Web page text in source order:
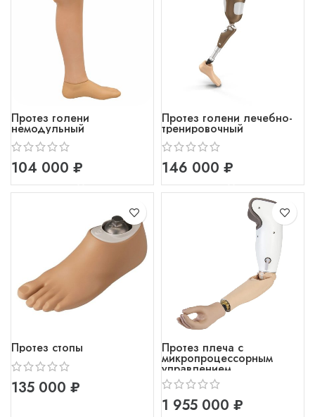
Протез голени
немодульный
₽
Протез голени лечебно-
тренировочный
₽
Протез стопы
₽
Протез плеча с
микропроцессорным
управлением
₽